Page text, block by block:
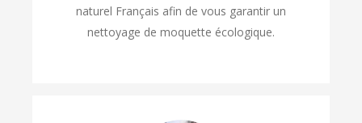
naturel Français afin de vous garantir un
nettoyage de moquette écologique.